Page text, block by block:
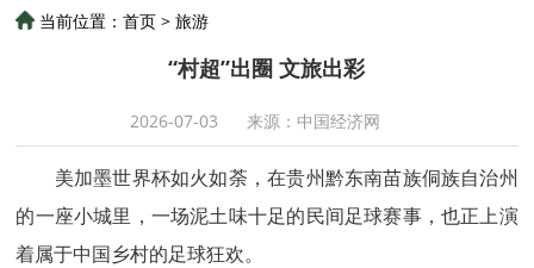
当前位置：首页 >旅游
“村超”出圈 文旅出彩
2026-07-03 来源：中国经济网
美加墨世界杯如火如荼，在贵州黔东南苗族侗族自治州
的一座小城里，一场泥土味十足的民间足球赛事，也正上演
着属于中国乡村的足球狂欢。